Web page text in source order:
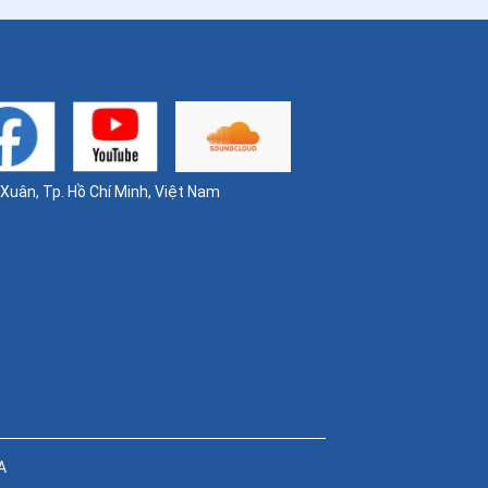
41
bê-ti-ni
42 Ngày 10/5 Thánh An-tô-ni-ô
46.Ngày 30/4 - Thánh Pio V - Giáo
Tp. Hồ Chí Minh, Việt Nam